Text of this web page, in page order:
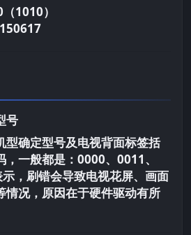
1010）
号
型确定型号及电视背面标签括
一般都是：0000、0011、
，刷错会导致电视花屏、画面
情况，原因在于硬件驱动有所